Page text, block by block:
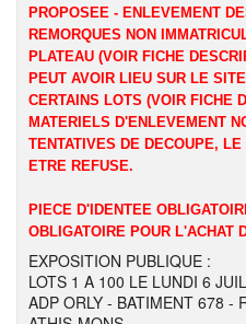
PROPOSEE - ENLEVEMENT
REMORQUES NON
PLATEAU (VOIR FICHE
PEUT AVOIR LIEU SUR LE
CERTAINS LOTS (VOIR FICHE
MATERIELS D'ENLEVEMENT
TENTATIVES DE DECOUPE,
ETRE REFUSE.
PIECE D'IDENTEE
OBLIGATOIRE POUR L'ACHAT
EXPOSITION PUBLIQUE :
LOTS 1 A 100 LE LUNDI 6
ADP ORLY - BATIMENT 678 -